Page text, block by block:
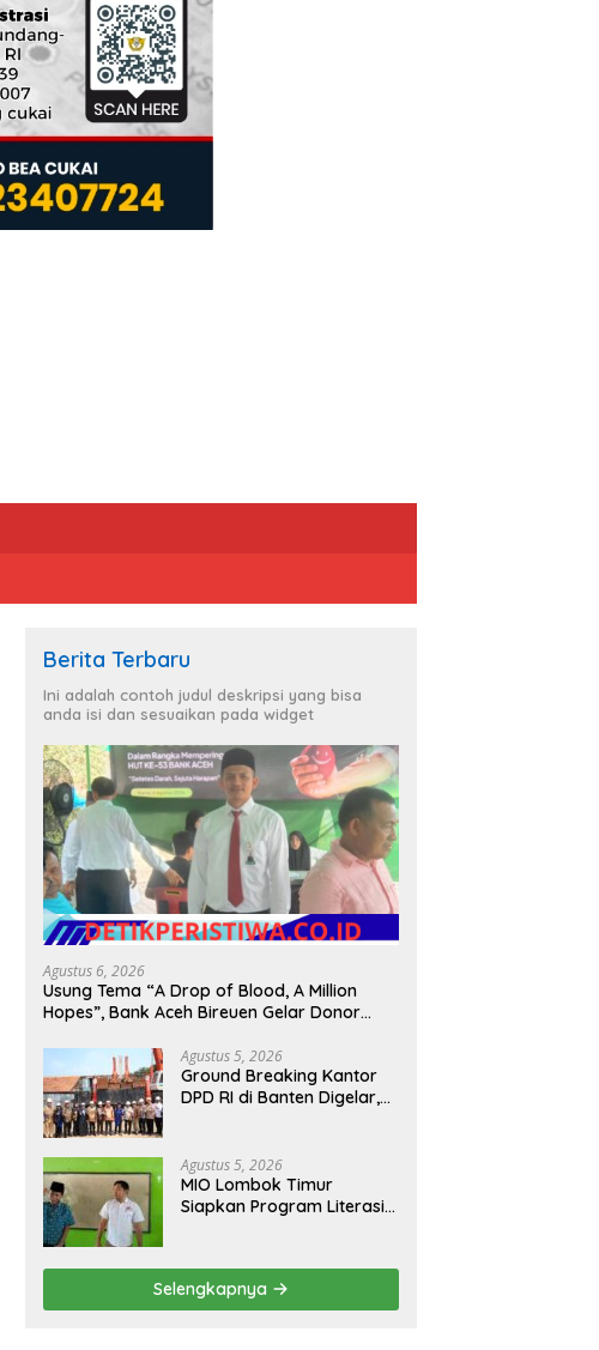
Berita Terbaru
Ini adalah contoh judul deskripsi yang bisa
anda isi dan sesuaikan pada widget
Agustus 6, 2026
Usung Tema “A Drop of Blood, A Million
Hopes”, Bank Aceh Bireuen Gelar Donor
Agustus 5, 2026
Ground Breaking Kantor
DPD RI di Banten Digelar,
Kondusivitas Proyek
Agustus 5, 2026
MIO Lombok Timur
Siapkan Program Literasi
Hadapi Era Digital
Selengkapnya